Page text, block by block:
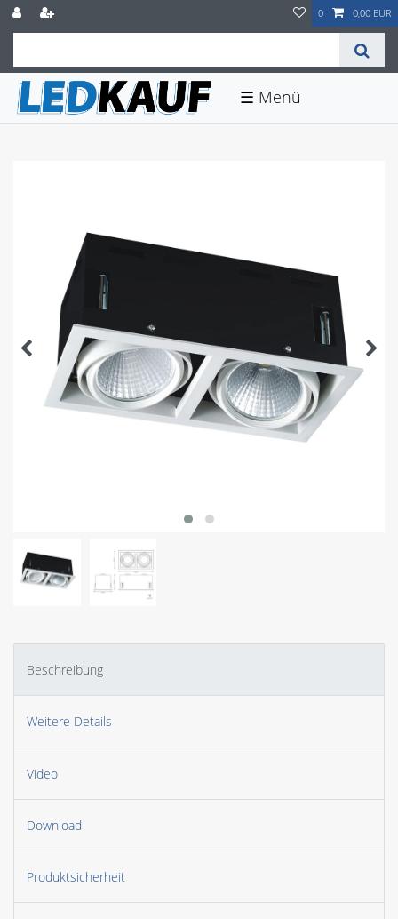
0 0,00 EUR
☰
Beschreibung
Weitere Details
Video
Download
Produktsicherheit